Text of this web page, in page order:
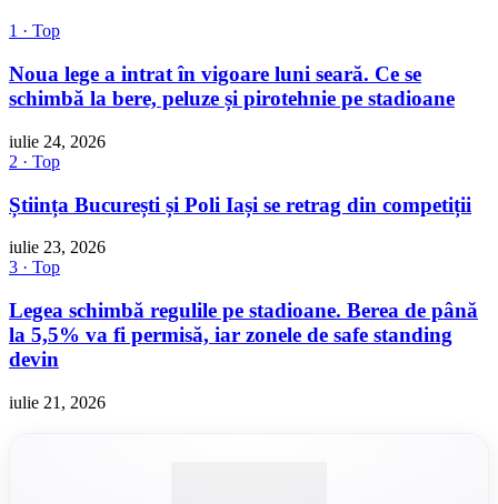
1 · Top
Noua lege a intrat în vigoare luni seară. Ce se
schimbă la bere, peluze și pirotehnie pe stadioane
iulie 24, 2026
2 · Top
Știința București și Poli Iași se retrag din competiții
iulie 23, 2026
3 · Top
Legea schimbă regulile pe stadioane. Berea de până
la 5,5% va fi permisă, iar zonele de safe standing
devin
iulie 21, 2026